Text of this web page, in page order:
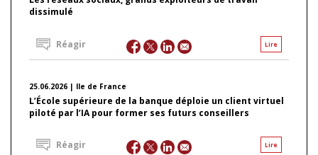
dissimulé
Lire
Réagir
25.06.2026 | Ile de France
L’École supérieure de la banque déploie un client virtuel
piloté par l’IA pour former ses futurs conseillers
Lire
Réagir